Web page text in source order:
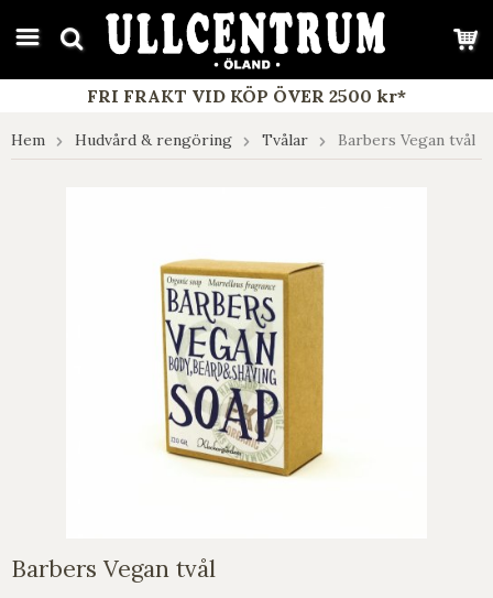
google-site-verification: google7e4b1026db5d9f32.html
FRI FRAKT VID KÖP ÖVER 2500 kr*
Hem Hudvård & rengöring Tvålar Barbers Vegan tvål
Barbers Vegan tvål